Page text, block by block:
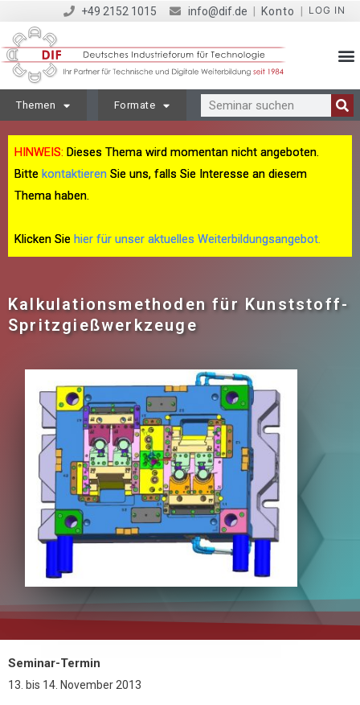
+49 2152 1015 info@dif.de Konto LOG IN
Themen Formate
HINWEIS: Dieses Thema wird momentan nicht angeboten.
Bitte kontaktieren Sie uns, falls Sie Interesse an diesem
Thema haben.
Klicken Sie hier für unser aktuelles Weiterbildungsangebot.
Kalkulationsmethoden für Kunststoff-
Spritzgießwerkzeuge
Seminar-Termin
13. bis 14. November 2013